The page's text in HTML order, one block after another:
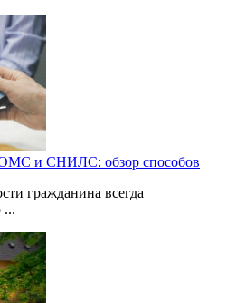
ОМС и СНИЛС: обзор способов
гражданина всегда
...